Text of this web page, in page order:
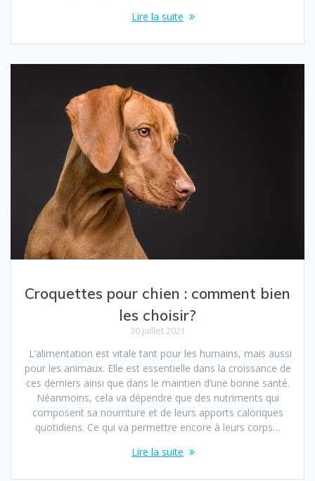
Lire la suite
Croquettes pour chien : comment bien
les choisir?
30 juillet 2021
L’alimentation est vitale tant pour les humains, mais aussi
pour les animaux. Elle est essentielle dans la croissance de
ces derniers ainsi que dans le maintien d’une bonne santé.
Néanmoins, cela va dépendre que des nutriments qui
composent sa nourriture et de leurs apports caloriques
quotidiens. Ce qui va permettre encore à leurs corps…
Lire la suite